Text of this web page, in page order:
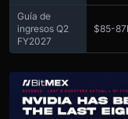
Guía de
ingresos Q2
FY2027
$85-